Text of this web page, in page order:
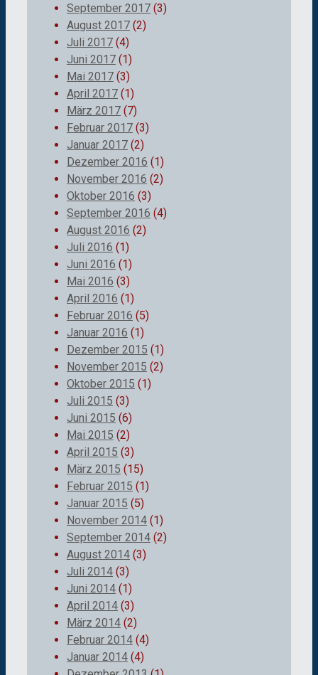
September 2017 (3)
August 2017 (2)
Juli 2017 (4)
Juni 2017 (1)
Mai 2017 (3)
April 2017 (1)
März 2017 (7)
Februar 2017 (3)
Januar 2017 (2)
Dezember 2016 (1)
November 2016 (2)
Oktober 2016 (3)
September 2016 (4)
August 2016 (2)
Juli 2016 (1)
Juni 2016 (1)
Mai 2016 (3)
April 2016 (1)
Februar 2016 (5)
Januar 2016 (1)
Dezember 2015 (1)
November 2015 (2)
Oktober 2015 (1)
Juli 2015 (3)
Juni 2015 (6)
Mai 2015 (2)
April 2015 (3)
März 2015 (15)
Februar 2015 (1)
Januar 2015 (5)
November 2014 (1)
September 2014 (2)
August 2014 (3)
Juli 2014 (3)
Juni 2014 (1)
April 2014 (3)
März 2014 (2)
Februar 2014 (4)
Januar 2014 (4)